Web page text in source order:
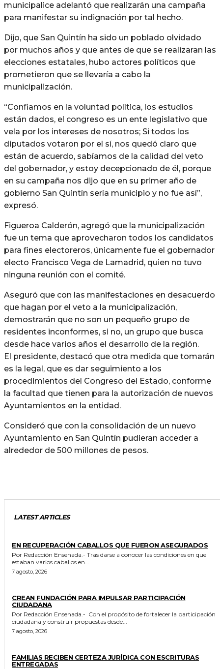
municipalice adelantó que realizarán una campaña
para manifestar su indignación por tal hecho.
Dijo, que San Quintín ha sido un poblado olvidado
por muchos años y que antes de que se realizaran las
elecciones estatales, hubo actores políticos que
prometieron que se llevaría a cabo la
municipalización.
“Confiamos en la voluntad política, los estudios
están dados, el congreso es un ente legislativo que
vela por los intereses de nosotros; Si todos los
diputados votaron por el sí, nos quedó claro que
están de acuerdo, sabíamos de la calidad del veto
del gobernador, y estoy decepcionado de él, porque
en su campaña nos dijo que en su primer año de
gobierno San Quintín sería municipio y no fue así”,
expresó.
Figueroa Calderón, agregó que la municipalización
fue un tema que aprovecharon todos los candidatos
para fines electoreros, únicamente fue el gobernador
electo Francisco Vega de Lamadrid, quien no tuvo
ninguna reunión con el comité.
Aseguró que con las manifestaciones en desacuerdo
que hagan por el veto a la municipalización,
demostrarán que no son un pequeño grupo de
residentes inconformes, si no, un grupo que busca
desde hace varios años el desarrollo de la región.
El presidente, destacó que otra medida que tomarán
es la legal, que es dar seguimiento a los
procedimientos del Congreso del Estado, conforme
la facultad que tienen para la autorización de nuevos
Ayuntamientos en la entidad.
Consideró que con la consolidación de un nuevo
Ayuntamiento en San Quintín pudieran acceder a
alrededor de 500 millones de pesos.
LATEST ARTICLES
EN RECUPERACIÓN CABALLOS QUE FUERON ASEGURADOS
Por Redacción Ensenada.- Tras darse a conocer las condiciones en que
estaban varios caballos en...
7 agosto, 2026
CREAN FUNDACIÓN PARA IMPULSAR PARTICIPACIÓN
CIUDADANA
Por Redacción Ensenada.- Con el propósito de fortalecer la participación
ciudadana y construir propuestas desde...
7 agosto, 2026
FAMILIAS RECIBEN CERTEZA JURÍDICA CON ESCRITURAS
ENTREGADAS